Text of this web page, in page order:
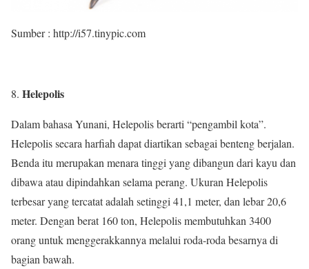
Sumber : http://i57.tinypic.com
Helepolis
Dalam bahasa Yunani, Helepolis berarti “pengambil kota”.
Helepolis secara harfiah dapat diartikan sebagai benteng berjalan.
Benda itu merupakan menara tinggi yang dibangun dari kayu dan
dibawa atau dipindahkan selama perang. Ukuran Helepolis
terbesar yang tercatat adalah setinggi 41,1 meter, dan lebar 20,6
meter. Dengan berat 160 ton, Helepolis membutuhkan 3400
orang untuk menggerakkannya melalui roda-roda besarnya di
bagian bawah.